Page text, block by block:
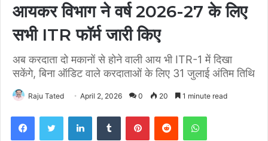
आयकर विभाग ने वर्ष 2026-27 के लिए
सभी ITR फॉर्म जारी किए
अब करदाता दो मकानों से होने वाली आय भी ITR-1 में दिखा
सकेंगे, बिना ऑडिट वाले करदाताओं के लिए 31 जुलाई अंतिम तिथि
Raju Tated April 2, 2026 0 20 1 minute read
FacebookTwitter LinkedInTumblr PinterestReddit WhatsApp